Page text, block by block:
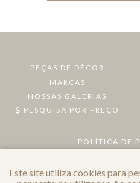
PEÇAS DE DÉCOR
MARCAS
NOSSAS GALERIAS
PESQUISA POR PREÇO
POLÍTICA DE
Este site utiliza cookies para